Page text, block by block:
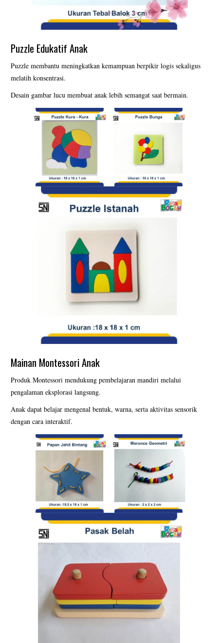
Puzzle Edukatif Anak
Puzzle membantu meningkatkan kemampuan berpikir logis sekaligus
melatih konsentrasi.
Desain gambar lucu membuat anak lebih semangat saat bermain.
Mainan Montessori Anak
Produk Montessori mendukung pembelajaran mandiri melalui
pengalaman eksplorasi langsung.
Anak dapat belajar mengenal bentuk, warna, serta aktivitas sensorik
dengan cara interaktif.